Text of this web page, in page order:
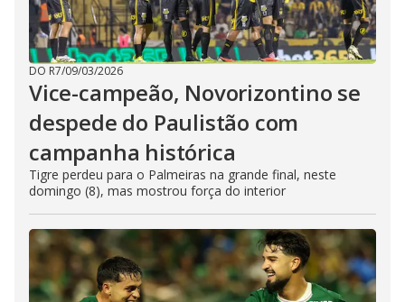
DO R7/09/03/2026
Vice-campeão, Novorizontino se
despede do Paulistão com
campanha histórica
Tigre perdeu para o Palmeiras na grande final, neste
domingo (8), mas mostrou força do interior